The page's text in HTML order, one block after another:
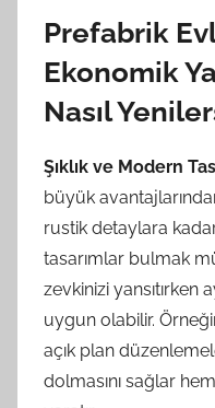
Prefabrik
Ekonomik
Nasıl
Şıklık ve Modern
büyük
rustik detaylara
tasarımlar bulmak
zevkinizi yansıtırken
uygun olabilir.
açık plan
dolmasını sağlar